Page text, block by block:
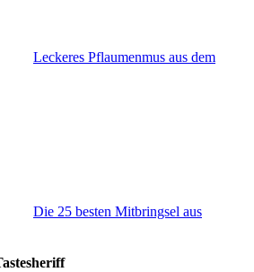
Leckeres Pflaumenmus aus dem
Die 25 besten Mitbringsel aus